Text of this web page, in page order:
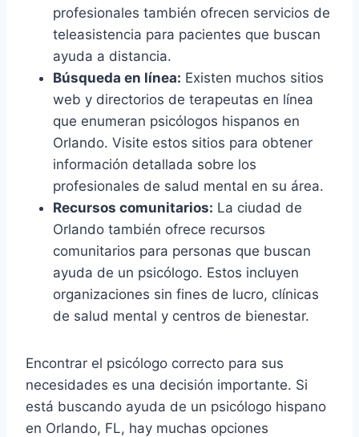
profesionales también ofrecen servicios de
teleasistencia para pacientes que buscan
ayuda a distancia.
Búsqueda en línea: Existen muchos sitios
web y directorios de terapeutas en línea
que enumeran psicólogos hispanos en
Orlando. Visite estos sitios para obtener
información detallada sobre los
profesionales de salud mental en su área.
Recursos comunitarios: La ciudad de
Orlando también ofrece recursos
comunitarios para personas que buscan
ayuda de un psicólogo. Estos incluyen
organizaciones sin fines de lucro, clínicas
de salud mental y centros de bienestar.
Encontrar el psicólogo correcto para sus
necesidades es una decisión importante. Si
está buscando ayuda de un psicólogo hispano
en Orlando, FL, hay muchas opciones